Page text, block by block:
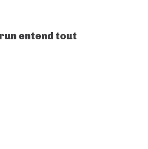
entend tout